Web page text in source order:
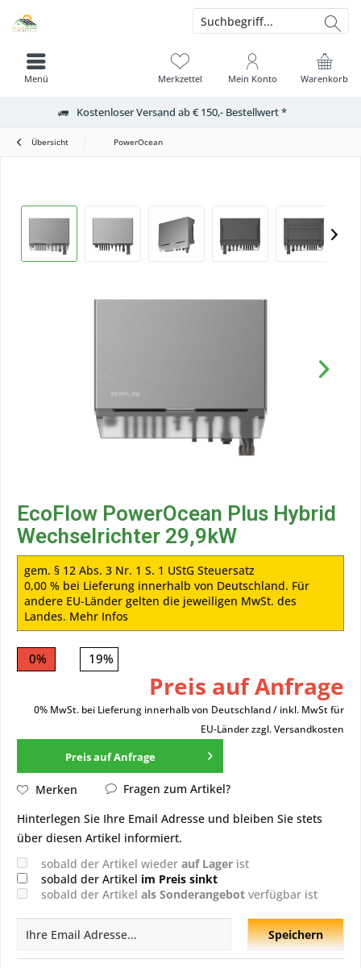
Kostenloser Versand ab € 150,- Bestellwert *
Warenkorb
Merkzettel Mein Konto
Menü
Übersicht PowerOcean
EcoFlow PowerOcean Plus Hybrid
Wechselrichter 29,9kW
gem. § 12 Abs. 3 Nr. 1 S. 1 UStG Steuersatz
0,00 % bei Lieferung innerhalb von Deutschland. Für
andere EU-Länder gelten die jeweiligen MwSt. des
Landes. Mehr Infos
0% 19%
Preis auf Anfrage
0% MwSt. bei Lieferung innerhalb von Deutschland / inkl. MwSt für
EU-Länderzzgl. Versandkosten
Preis auf Anfrage
Merken
Fragen zum Artikel?
Hinterlegen Sie Ihre Email Adresse und bleiben Sie stets
über diesen Artikel informiert.
sobald der Artikel wieder auf Lager ist
sobald der Artikel im Preis sinkt
sobald der Artikel als Sonderangebot verfügbar ist
Speichern